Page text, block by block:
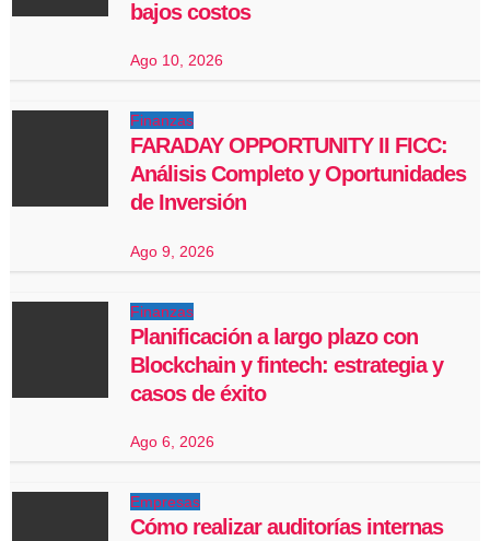
bajos costos
Ago 10, 2026
Finanzas
FARADAY OPPORTUNITY II FICC:
Análisis Completo y Oportunidades
de Inversión
Ago 9, 2026
Finanzas
Planificación a largo plazo con
Blockchain y fintech: estrategia y
casos de éxito
Ago 6, 2026
Empresas
Cómo realizar auditorías internas